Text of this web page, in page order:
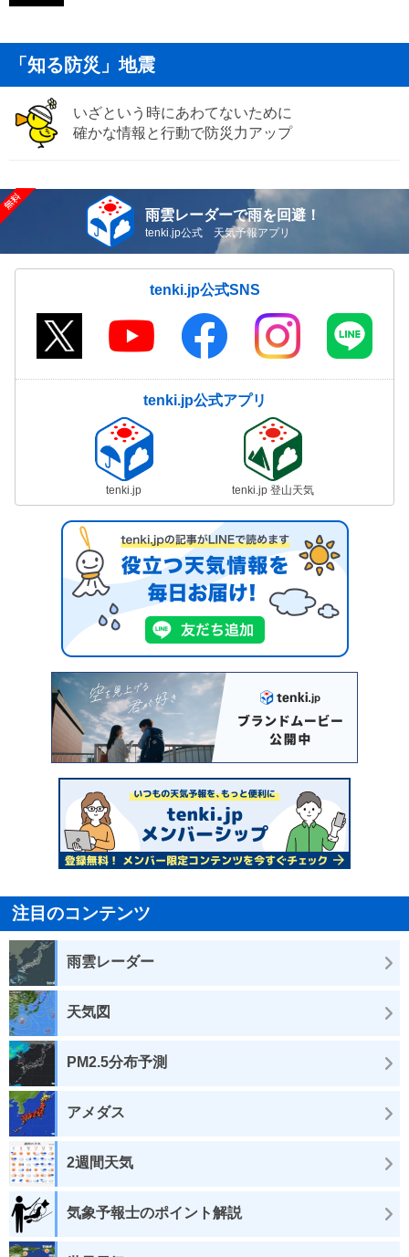
「知る防災」地震
いざという時にあわてないために
確かな情報と行動で防災力アップ
雨雲レーダーで雨を回避！
tenki.jp公式 天気予報アプリ
tenki.jp公式SNS
tenki.jp公式アプリ
tenki.jp tenki.jp 登山天気
注目のコンテンツ
雨雲レーダー
天気図
PM2.5分布予測
アメダス
2週間天気
気象予報士のポイント解説